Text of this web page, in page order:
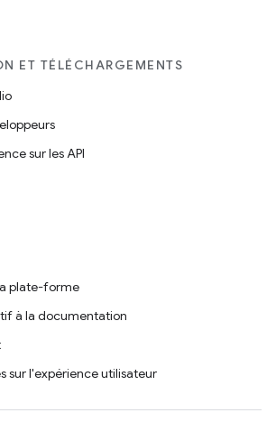
ET TÉLÉCHARGEMENTS
sur les API
plate-forme
à la documentation
sur l'expérience utilisateur